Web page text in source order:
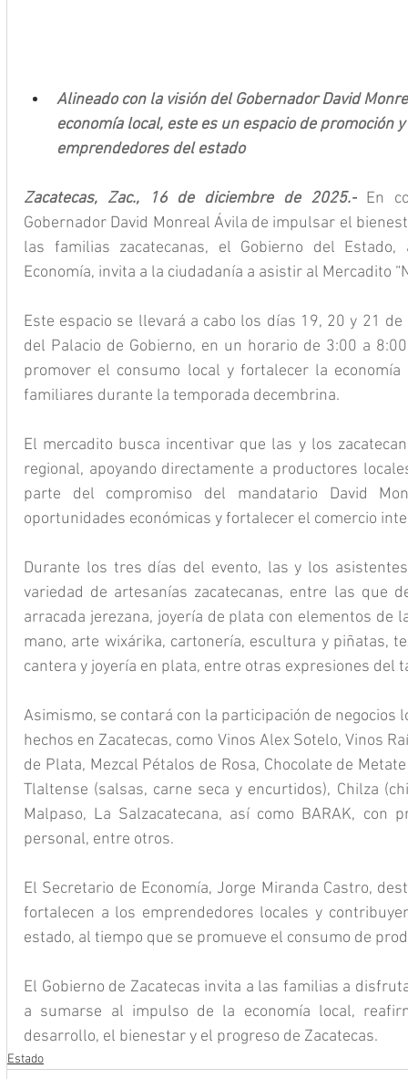
Alineado con la visión del Gobernador David
economía local, este es un espacio de promoción
emprendedores del estado
Zacatecas, Zac., 16 de diciembre de 2025.- En
Gobernador David Monreal Ávila de impulsar el
las familias zacatecanas, el Gobierno del
Economía, invita a la ciudadanía a asistir al Mercadito
Este espacio se llevará a cabo los días 19, 20 y 21
del Palacio de Gobierno, en un horario de 3:00 a
promover el consumo local y fortalecer la economía
familiares durante la temporada decembrina.
El mercadito busca incentivar que las y los
regional, apoyando directamente a productores
parte del compromiso del mandatario David
oportunidades económicas y fortalecer el comercio
Durante los tres días del evento, las y los
variedad de artesanías zacatecanas, entre las que
arracada jerezana, joyería de plata con elementos de
mano, arte wixárika, cartonería, escultura y piñatas,
cantera y joyería en plata, entre otras expresiones del
Asimismo, se contará con la participación de negocios
hechos en Zacatecas, como Vinos Alex Sotelo, Vinos
de Plata, Mezcal Pétalos de Rosa, Chocolate de
Tlaltense (salsas, carne seca y encurtidos), Chilza
Malpaso, La Salzacatecana, así como BARAK, con
personal, entre otros.
El Secretario de Economía, Jorge Miranda Castro,
fortalecen a los emprendedores locales y
estado, al tiempo que se promueve el consumo de
El Gobierno de Zacatecas invita a las familias a
a sumarse al impulso de la economía local,
desarrollo, el bienestar y el progreso de Zacatecas.
Estado